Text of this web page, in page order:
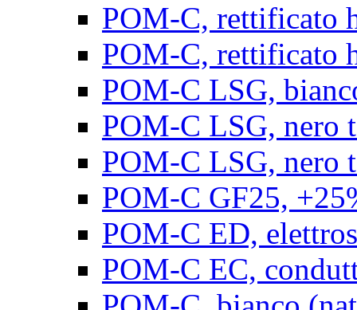
POM-C, rettificato
POM-C, rettificato
POM-C LSG,
POM-C LSG, nero
POM-C LSG, nero
POM-C GF25,
POM-C ED,
POM-C EC,